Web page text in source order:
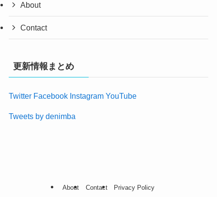
About
Contact
更新情報まとめ
Twitter Facebook Instagram YouTube
Tweets by denimba
About Contact Privacy Policy